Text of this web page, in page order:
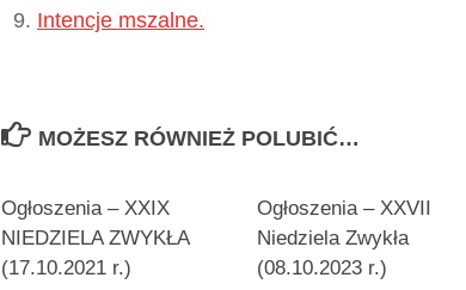
Intencje mszalne.
MOŻESZ RÓWNIEŻ POLUBIĆ…
Ogłoszenia – XXIX
NIEDZIELA ZWYKŁA
(17.10.2021 r.)
Ogłoszenia – XXVII
Niedziela Zwykła
(08.10.2023 r.)